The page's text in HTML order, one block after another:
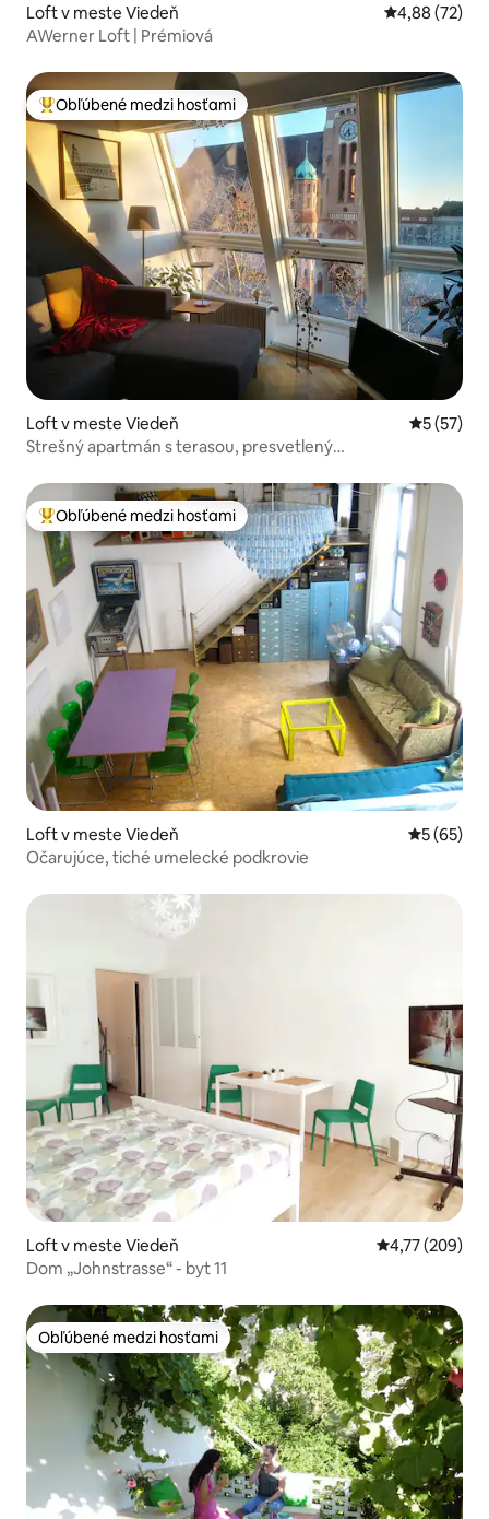
Loft v meste Viedeň Priemerné
4,88 (72)
AWerner Loft | Prémiová
Najobľúbenejšie medzi hosťami
Obľúbené medzi hosťami
Loft v meste Viedeň
5 (57)
Strešný apartmán s terasou, presvetlený
Najobľúbenejšie medzi hosťami
Obľúbené medzi hosťami
Loft v meste Viedeň
5 (65)
Očarujúce, tiché umelecké podkrovie
Loft v meste Viedeň Priemerné
4,77 (209)
Dom „Johnstrasse“ - byt 11
Obľúbené medzi hosťami
Obľúbené medzi hosťami